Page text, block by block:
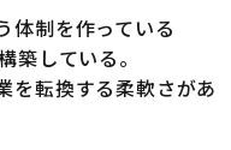
体制を作っている
している。
を転換する柔軟さがあ